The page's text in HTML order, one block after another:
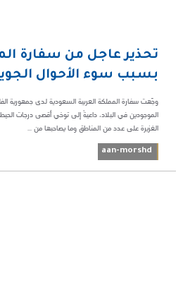
تحذير عاجل من سفارة
بسبب سوء الأحوال
وجّهت سفارة المملكة العربية السعودية لدى جمهورية
الموجودين في البلاد، داعيةً إلى توخي أقصى درجات
الغزيرة على عدد من المناطق وما يصاحبها من ...
aan-morshd